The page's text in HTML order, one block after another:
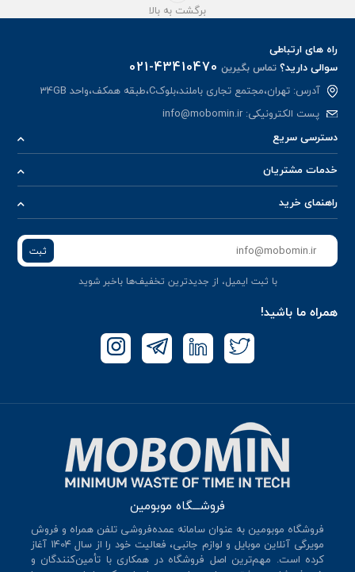
برگشت به بالا
راه های ارتباطی
سوالی دارید؟تماس بگیرین 021-43410470
آدرس: تهران،مجتمع تجاری باملند،بلوکC،طبقه همکف،واحد 34GB
پست الکترونیکی:info@mobomin.ir
دسترسی سریع
خدمات مشتریان
راهنمای خرید
ثبت
با ثبت ایمیل، از جدید‌ترین تخفیف‌ها با‌خبر شوید
همراه ما باشید!
فروشـــگاه موبومین
فروشگاه موبومین به عنوان سامانه عمده‌فروشی تلفن همراه و فروش
مویرگی آنلاین موبایل و لوازم جانبی، فعالیت خود را از سال 140۴ آغاز
کرده است. مهم‌ترین اصل فروشگاه در همکاری با تأمین‌کنندگان و